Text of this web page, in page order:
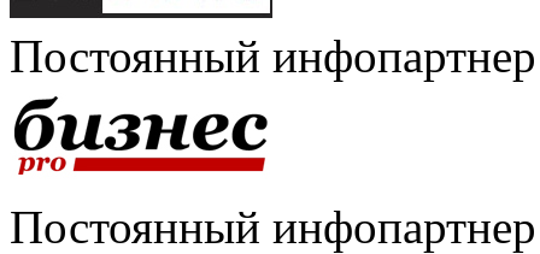
Постоянный инфопартнер
Постоянный инфопартнер